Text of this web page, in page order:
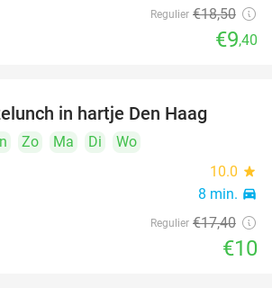
Regulier €18,50
€9,40
in hartje Den Haag
Zo Ma Di
Wo
10.0 star
8 min. directions_car
Regulier €17,40
€10